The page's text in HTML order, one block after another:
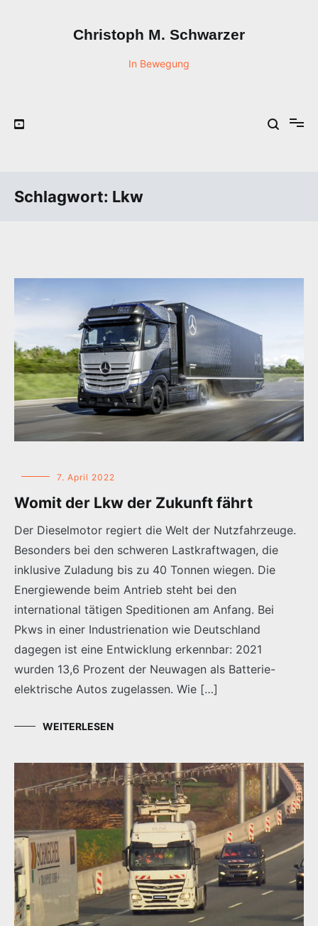
Christoph M. Schwarzer
In Bewegung
Schlagwort: Lkw
7. April 2022
Womit der Lkw der Zukunft fährt
Der Dieselmotor regiert die Welt der Nutzfahrzeuge.
Besonders bei den schweren Lastkraftwagen, die
inklusive Zuladung bis zu 40 Tonnen wiegen. Die
Energiewende beim Antrieb steht bei den
international tätigen Speditionen am Anfang. Bei
Pkws in einer Industrienation wie Deutschland
dagegen ist eine Entwicklung erkennbar: 2021
wurden 13,6 Prozent der Neuwagen als Batterie-
elektrische Autos zugelassen. Wie […]
WEITERLESEN